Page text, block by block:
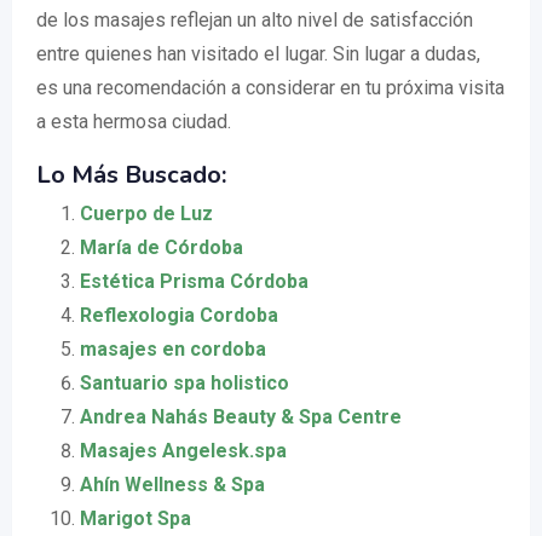
de los masajes reflejan un alto nivel de satisfacción
entre quienes han visitado el lugar. Sin lugar a dudas,
es una recomendación a considerar en tu próxima visita
a esta hermosa ciudad.
Lo Más Buscado:
Cuerpo de Luz
María de Córdoba
Estética Prisma Córdoba
Reflexologia Cordoba
masajes en cordoba
Santuario spa holistico
Andrea Nahás Beauty & Spa Centre
Masajes Angelesk.spa
Ahín Wellness & Spa
Marigot Spa